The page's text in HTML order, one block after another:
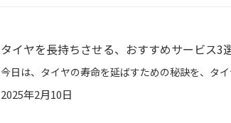
タイヤを長持ちさせる、おすすめサービス3
2025年2月10日